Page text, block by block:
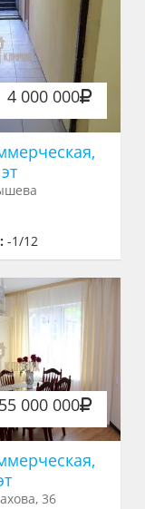
4 000 000
-1/12
55 000 000
36